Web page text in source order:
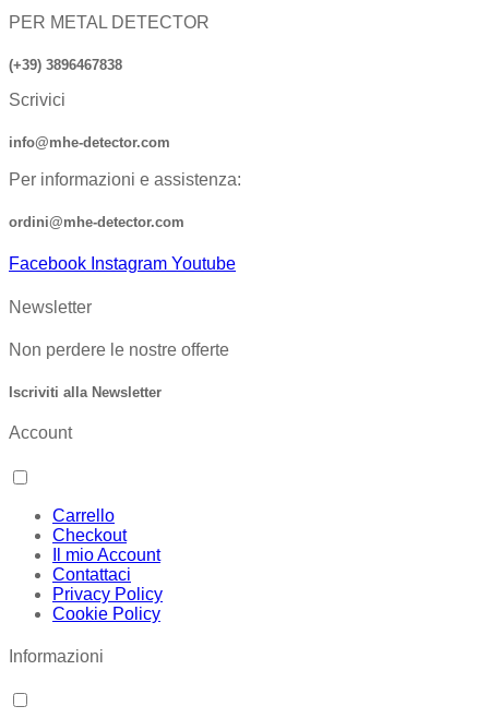
PER METAL DETECTOR
(+39) 3896467838
Scrivici
info@mhe-detector.com
Per informazioni e assistenza:
ordini@mhe-detector.com
Facebook Instagram Youtube
Newsletter
Non perdere le nostre offerte
Iscriviti alla Newsletter
Account
Carrello
Checkout
Il mio Account
Contattaci
Privacy Policy
Cookie Policy
Informazioni